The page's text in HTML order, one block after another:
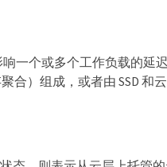
一个或多个工作负载的延
合）组成，或者由 SSD 和